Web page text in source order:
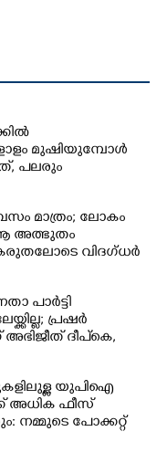
മുഷിയുമ്പോൾ
പലരും
മാത്രം; ലോകം
അത്ഭുതം
വിദഗ്ധർ
പാർട്ടി
പ്രഷർ
അഭിജീത് ദീപ്‌കെ,
മുകളിലുള്ള യുപിഐ
അധിക ഫീസ്
നമ്മുടെ പോക്കറ്റ്